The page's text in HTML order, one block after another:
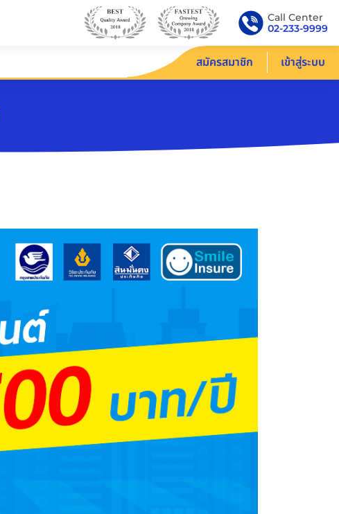
Call Center
02-233-9999
สมัครสมาชิก เข้าสู่ระบบ